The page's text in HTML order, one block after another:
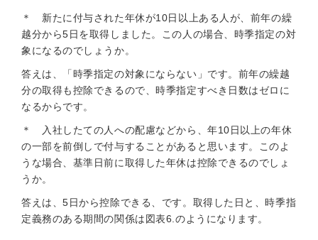
＊ 新たに付与された年休が10日以上ある人が、前年の繰
越分から5日を取得しました。この人の場合、時季指定の対
象になるのでしょうか。
答えは、「時季指定の対象にならない」です。前年の繰越
分の取得も控除できるので、時季指定すべき日数はゼロに
なるからです。
＊ 入社したての人への配慮などから、年10日以上の年休
の一部を前倒しで付与することがあると思います。このよ
うな場合、基準日前に取得した年休は控除できるのでしょ
うか。
答えは、5日から控除できる、です。取得した日と、時季指
定義務のある期間の関係は図表6.のようになります。